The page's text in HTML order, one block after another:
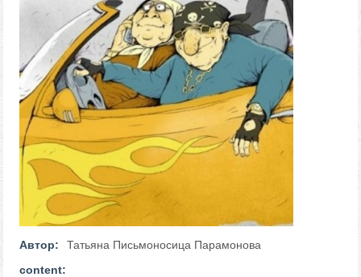
Автор:
Татьяна Письмоносица Парамонова
content: